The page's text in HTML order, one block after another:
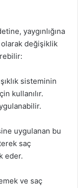
yaygınlığına
olarak değişiklik
sisteminin
kullanılır.
uygulanan bu
saç
eder.
ve saç